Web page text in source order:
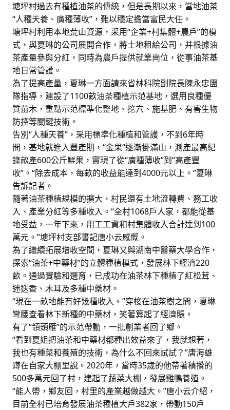
塘坪村過去有種植油茶的傳統，但是長期以來，當地油茶
“人種天養、廣種薄收”，難以穩定擔當富民大任。
塘坪村利用本地荒山資源，采用“企業+村集體+農戶”的模
式，與夏琳的公司展開合作，將土地租給公司，并根據油
茶產量參與分紅，同時為農戶提供就業崗位，從事油茶基
地日常管護。
為了提高產量，夏琳一方面請來省林科院副院長陳永忠團
隊指導，建設了1100畝油茶種植示范基地，選用良種優
質苗木，重點示范標準化整地、挖穴、施基肥、有害生物
防控等關鍵技術。
告別“人種天養”，采用標準化種植和管護，不到6年時
間，基地就進入豐產期，“金果”逐漸掛滿山，測產最高紀
錄畝產600公斤鮮果，實現了從“廣種薄收”到“高產豐
收”。“除去成本，每畝的收益能達到4000元以上。”夏琳
告訴記者。
隨著油茶種植規模的擴大，村民還有土地流轉費、務工收
入、產業分紅等多種收入。“全村1068戶人家，都能從基
地受益，一年下來，用工工資和村集體收入合計達到100
萬元。”塘坪村支部書記唐小云感慨。
為了繼續拓展增收空間，夏琳又與湖南中醫藥大學合作，
探索“油茶+中藥材”的立體種植模式，發展林下經濟220
畝。通過實驗和選育，已成功在油茶林下種植了紅松茸、
迷迭香、木耳及多種中藥材。
“現在一畝地能有好幾種收入。”穿梭在油茶樹之間，夏琳
彎腰查看林下新種的中藥材，笑著算起了經濟賬。
有了“領頭雁”的示范帶動，一批創業者回了鄉。
“看到夏姐把油茶和中藥材都種出效益來了，我就想著，
我也有種菜和養殖的技術，為什么不回來試試？”唐海雄
蹲在自家大棚里說。2020年，當時35歲的他帶著積攢的
500多萬元回了村，建起了蔬菜大棚，發展雞鴨養殖。
“能人帶，鄉友回，村里的產業越做越大。”唐小云介紹，
目前全村已培育發展油茶種植大戶382家，帶動150戶